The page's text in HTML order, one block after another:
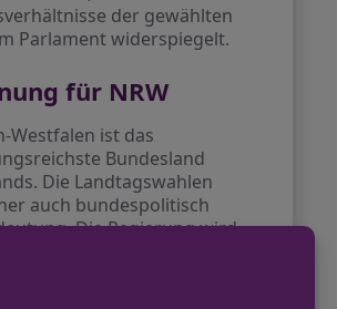
der gewählten
Parlament widerspiegelt.
für NRW
Westfalen ist das
Bundesland
Die Landtagswahlen
auch bundespolitisch
Die Regierung wird
der
gebildet.